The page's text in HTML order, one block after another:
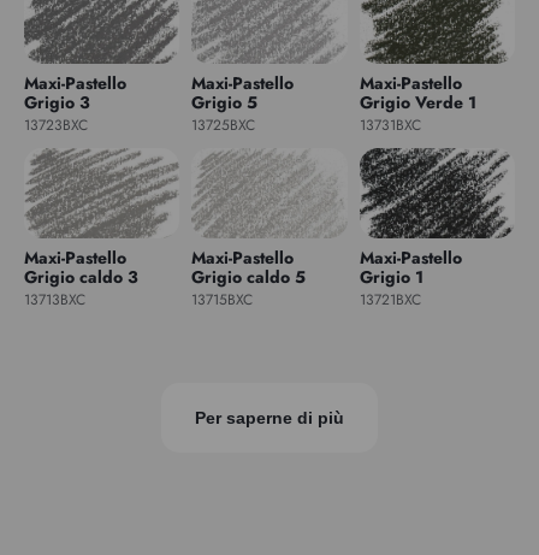
Maxi-Pastello
Grigio 3
13723BXC
Maxi-Pastello
Grigio 5
13725BXC
Maxi-Pastello
Grigio Verde 1
13731BXC
Maxi-Pastello
Grigio caldo 3
13713BXC
Maxi-Pastello
Grigio caldo 5
13715BXC
Maxi-Pastello
Grigio 1
13721BXC
Per saperne di più